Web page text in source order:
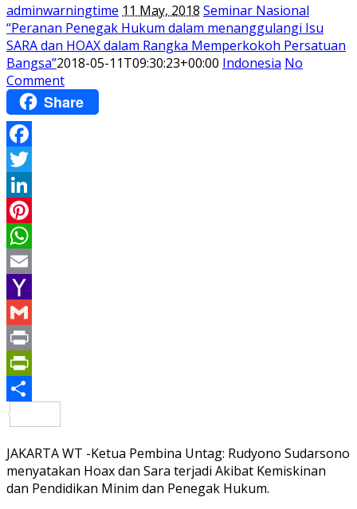
adminwarningtime 11 May, 2018 Seminar Nasional
“Peranan Penegak Hukum dalam menanggulangi Isu
SARA dan HOAX dalam Rangka Memperkokoh Persatuan
Bangsa”2018-05-11T09:30:23+00:00 Indonesia No
Comment
Share
Facebook
Twitter
LinkedIn
Pinterest
WhatsApp
Email
Yahoo
Mail
Gmail
Print
PrintFriendly
JAKARTA WT -Ketua Pembina Untag: Rudyono Sudarsono
menyatakan Hoax dan Sara terjadi Akibat Kemiskinan
dan Pendidikan Minim dan Penegak Hukum.